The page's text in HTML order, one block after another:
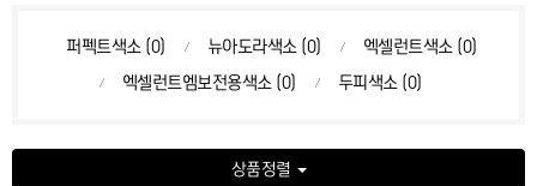
퍼펙트색소 (0) 뉴아도라색소 (0)
엑셀런트색소 (0)
엑셀런트엠보전용색소 (0)
두피색소 (0)
상품정렬